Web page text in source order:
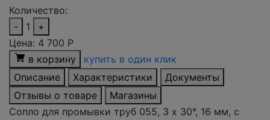
Количество:
-
1
+
Цена: 4 700 Р
в корзину
купить в один клик
Описание
Характеристики
Документы
Отзывы о товаре
Магазины
Сопло для промывки труб 055, 3 x 30°, 16 мм, с